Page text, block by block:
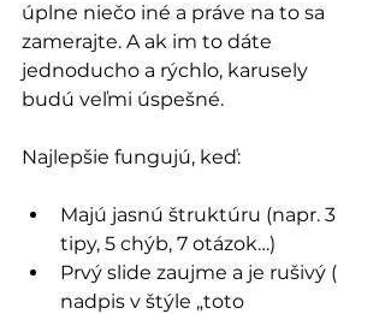
úplne niečo iné a práve na to sa
zamerajte. A ak im to dáte
jednoducho a rýchlo, karusely
budú veľmi úspešné.
Najlepšie fungujú, keď:
Majú jasnú štruktúru (napr. 3
tipy, 5 chýb, 7 otázok…)
Prvý slide zaujme a je rušivý (
nadpis v štýle „toto